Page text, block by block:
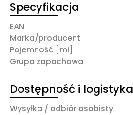
Specyfikacja
EAN
Marka/producent
Pojemność [ml]
Grupa zapachowa
Dostępność i logistyka
Wysyłka / odbiór osobisty